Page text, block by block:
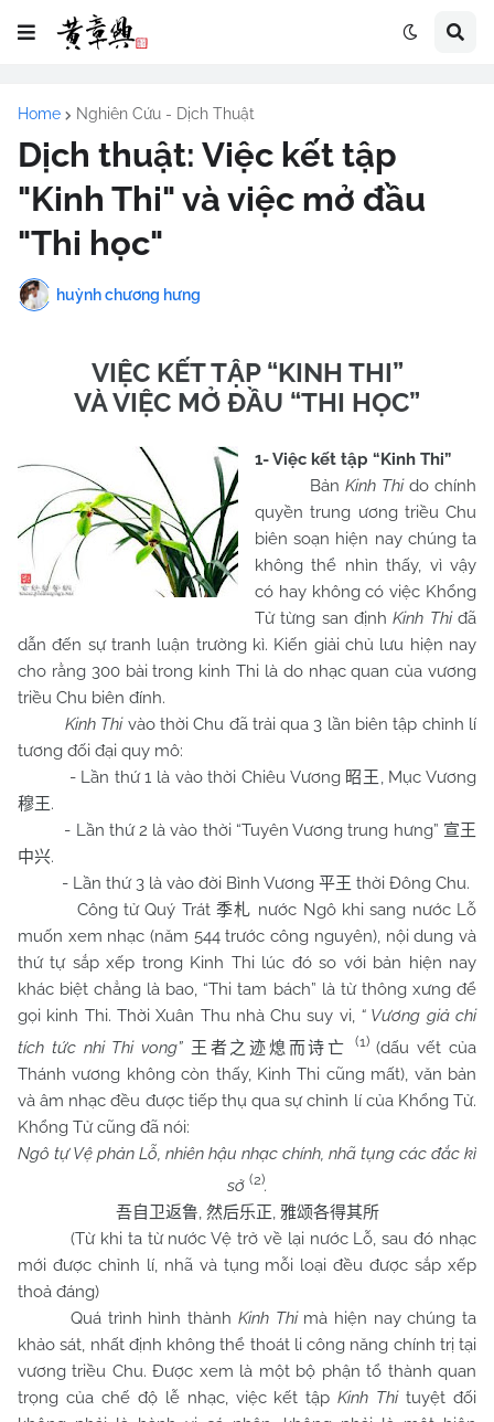
Home Nghiên Cứu - Dịch Thuật
Dịch thuật: Việc kết tập
"Kinh Thi" và việc mở đầu
"Thi học"
huỳnh chương hưng
VIỆC KẾT TẬP “KINH THI”
VÀ VIỆC MỞ ĐẦU “THI HỌC”
1- Việc kết tập “Kinh Thi”
Bản Kinh Thido chính
quyền trung ương triều Chu
biên soạn hiện nay chúng ta
không thể nhìn thấy, vì vậy
có hay không có việc Khổng
Tử từng san địnhKinh Thiđã
dẫn đến sự tranh luận trường kì. Kiến giải chủ lưu hiện nay
cho rằng 300 bài trong kinh Thi là do nhạc quan của vương
triều Chu biên đính.
Kinh Thivào thời Chu đã trải qua 3 lần biên tập chỉnh lí
tương đối đại quy mô:
- Lần thứ 1 là vào thời Chiêu Vương 昭王 , Mục Vương
穆王.
- Lần thứ 2 là vào thời “Tuyên Vương trung hưng” 宣王
中兴.
- Lần thứ 3 là vào đời Bình Vương 平王 thời Đông Chu.
Công tử Quý Trát季札 nước Ngô khi sang nước Lỗ
muốn xem nhạc (năm 544 trước công nguyên), nội dung và
thứ tự sắp xếp trong Kinh Thi lúc đó so với bản hiện nay
khác biệt chẳng là bao, “Thi tam bách” là từ thông xưng để
gọi kinh Thi. Thời Xuân Thu nhà Chu suy vi, “ Vương giả chi
tích tức nhi Thi vong” 王者之迹熄而诗亡 (1)(dấu vết của
Thánh vương không còn thấy, Kinh Thi cũng mất), văn bản
và âm nhạc đều được tiếp thụ qua sự chỉnh lí của Khổng Tử.
Khổng Tử cũng đã nói:
Ngô tự Vệ phản Lỗ, nhiên hậu nhạc chính, nhã tụng các đắc kì
sở (2).
吾自卫返鲁, 然后乐正, 雅颂各得其所
(Từ khi ta từ nước Vệ trở về lại nước Lỗ, sau đó nhạc
mới được chỉnh lí, nhã và tụng mỗi loại đều được sắp xếp
thoả đáng)
Quá trình hình thành Kinh Thimà hiện nay chúng ta
khảo sát, nhất định không thể thoát li công năng chính trị tại
vương triều Chu. Được xem là một bộ phận tổ thành quan
trọng của chế độ lễ nhạc, việc kết tậpKinh Thituyệt đối